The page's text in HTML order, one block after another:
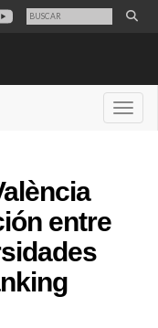
entre